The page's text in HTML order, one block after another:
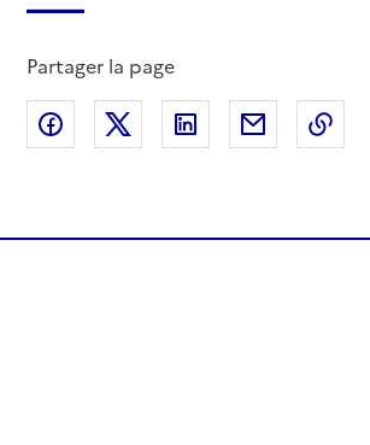
Partager la page
Partager sur Facebook
Partager sur X
Partager surPartager